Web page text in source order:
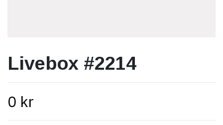
Livebox #2214
0 kr